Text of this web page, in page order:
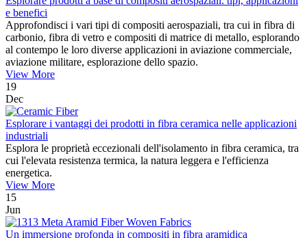
e benefici
Approfondisci i vari tipi di compositi aerospaziali, tra cui in fibra di
carbonio, fibra di vetro e compositi di matrice di metallo, esplorando
al contempo le loro diverse applicazioni in aviazione commerciale,
aviazione militare, esplorazione dello spazio.
View More
19
Dec
Esplorare i vantaggi dei prodotti in fibra ceramica nelle applicazioni
industriali
Esplora le proprietà eccezionali dell'isolamento in fibra ceramica, tra
cui l'elevata resistenza termica, la natura leggera e l'efficienza
energetica.
View More
15
Jun
Un immersione profonda in compositi in fibra aramidica